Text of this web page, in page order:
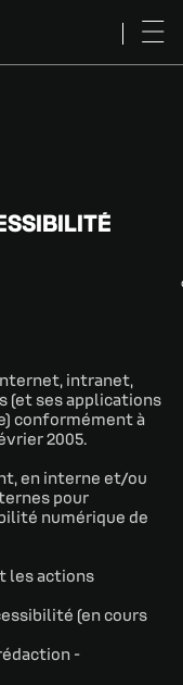
intranet,
(et ses applications
conformément à
2005.
en interne et/ou
pour
numérique de
les actions
(en cours
-